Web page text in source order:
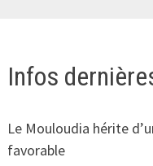
Infos
Le Mouloudia hérite
favorable